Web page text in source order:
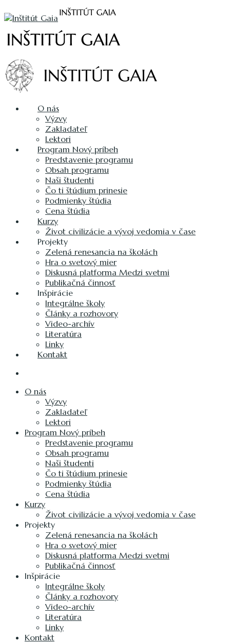
O nás
Výzvy
Zakladateľ
Lektori
Program Nový príbeh
Predstavenie programu
Obsah programu
Naši študenti
Čo ti štúdium prinesie
Podmienky štúdia
Cena štúdia
Kurzy
Život civilizácie a vývoj vedomia v čase
Projekty
Zelená renesancia na školách
Hra o svetový mier
Diskusná platforma Medzi svetmi
Publikačná činnosť
Inšpirácie
Integrálne školy
Články a rozhovory
Video-archív
Literatúra
Linky
Kontakt
O nás
Výzvy
Zakladateľ
Lektori
Program Nový príbeh
Predstavenie programu
Obsah programu
Naši študenti
Čo ti štúdium prinesie
Podmienky štúdia
Cena štúdia
Kurzy
Život civilizácie a vývoj vedomia v čase
Projekty
Zelená renesancia na školách
Hra o svetový mier
Diskusná platforma Medzi svetmi
Publikačná činnosť
Inšpirácie
Integrálne školy
Články a rozhovory
Video-archív
Literatúra
Linky
Kontakt